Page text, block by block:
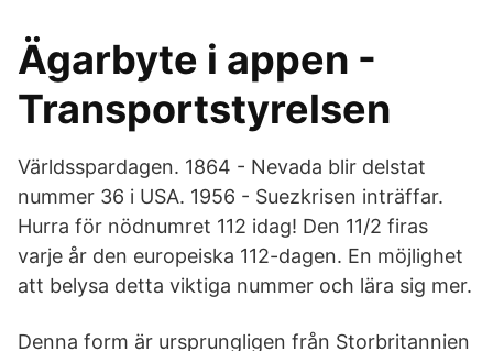
Ägarbyte i appen -
Transportstyrelsen
Världsspardagen. 1864 - Nevada blir delstat
nummer 36 i USA. 1956 - Suezkrisen inträffar.
Hurra för nödnumret 112 idag! Den 11/2 firas
varje år den europeiska 112-dagen. En möjlighet
att belysa detta viktiga nummer och lära sig mer.
Denna form är ursprungligen från Storbritannien